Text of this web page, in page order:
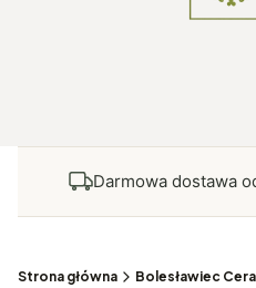
Darmowa dostawa
Strona główna Bolesławiec